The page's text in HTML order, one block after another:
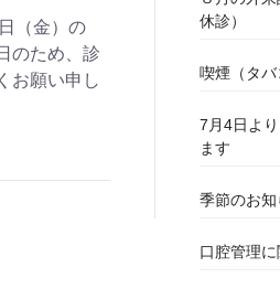
（金）の
のため、診
お願い申し
休診）
喫煙（タ
7月4日よ
ます
季節のお知
口腔管理